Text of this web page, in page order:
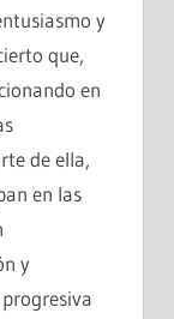
y
que,
en
de ella,
en las
y